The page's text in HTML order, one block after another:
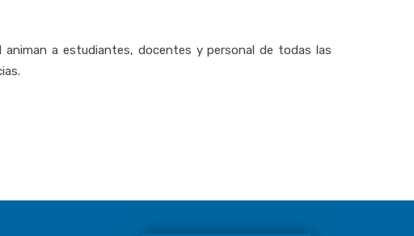
a estudiantes, docentes y personal de todas las